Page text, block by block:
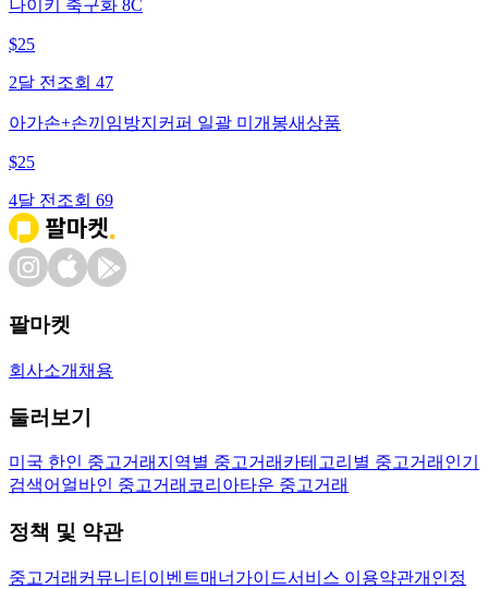
나이키 축구화 8C
$25
2달 전 조회 47
아가손+손끼임방지커퍼 일괄 미개봉새상품
$25
4달 전 조회 69
팔마켓
회사소개 채용
둘러보기
미국 한인 중고거래 지역별 중고거래 카테고리별 중고거래 인기
검색어 얼바인 중고거래 코리아타운 중고거래
정책 및 약관
중고거래 커뮤니티 이벤트매너가이드서비스 이용약관개인정